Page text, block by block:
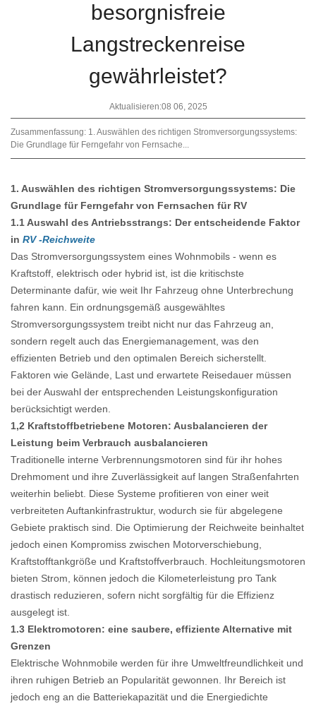
besorgnisfreie
Langstreckenreise
gewährleistet?
Aktualisieren:08 06, 2025
Zusammenfassung: 1. Auswählen des richtigen Stromversorgungssystems:
Die Grundlage für Ferngefahr von Fernsache...
1. Auswählen des richtigen Stromversorgungssystems: Die
Grundlage für Ferngefahr von Fernsachen für RV
1.1 Auswahl des Antriebsstrangs: Der entscheidende Faktor
in RV -Reichweite
Das Stromversorgungssystem eines Wohnmobils - wenn es
Kraftstoff, elektrisch oder hybrid ist, ist die kritischste
Determinante dafür, wie weit Ihr Fahrzeug ohne Unterbrechung
fahren kann. Ein ordnungsgemäß ausgewähltes
Stromversorgungssystem treibt nicht nur das Fahrzeug an,
sondern regelt auch das Energiemanagement, was den
effizienten Betrieb und den optimalen Bereich sicherstellt.
Faktoren wie Gelände, Last und erwartete Reisedauer müssen
bei der Auswahl der entsprechenden Leistungskonfiguration
berücksichtigt werden.
1,2 Kraftstoffbetriebene Motoren: Ausbalancieren der
Leistung beim Verbrauch ausbalancieren
Traditionelle interne Verbrennungsmotoren sind für ihr hohes
Drehmoment und ihre Zuverlässigkeit auf langen Straßenfahrten
weiterhin beliebt. Diese Systeme profitieren von einer weit
verbreiteten Auftankinfrastruktur, wodurch sie für abgelegene
Gebiete praktisch sind. Die Optimierung der Reichweite beinhaltet
jedoch einen Kompromiss zwischen Motorverschiebung,
Kraftstofftankgröße und Kraftstoffverbrauch. Hochleitungsmotoren
bieten Strom, können jedoch die Kilometerleistung pro Tank
drastisch reduzieren, sofern nicht sorgfältig für die Effizienz
ausgelegt ist.
1.3 Elektromotoren: eine saubere, effiziente Alternative mit
Grenzen
Elektrische Wohnmobile werden für ihre Umweltfreundlichkeit und
ihren ruhigen Betrieb an Popularität gewonnen. Ihr Bereich ist
jedoch eng an die Batteriekapazität und die Energiedichte